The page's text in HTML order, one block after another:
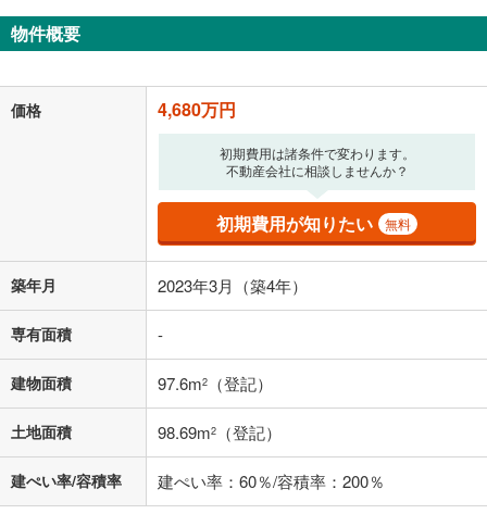
ボーナス払いの限度額は金融機関によって異なります。
閉じる
月々の返済額
上、ご自身での入力をお願いいたします。初期設定で自動入力されてい
る値は、実際の金融機関等における貸出金利とは何ら関係がなく、実際
の金融機関等における貸出金利を何ら保証するものではありません。返
済方法「元利均等返済」にて算出しております。入力された金利を35年
適用した場合の計算結果を表示しています。
その他月額費用や、初期費用がかかります。ご注意ください。実際にお
借り入れの際は各金融機関等に、必ずご自身でご確認をお願いいたしま
す。
条件によってお借り入れができないことがあります。
不動産会社に購入相談をする
閉じる
物件概要
価格 4,680万円
初期費用は諸条件で変わります。
不動産会社に相談しませんか？
初期費用が知りたい 無料
築年月 2023年3月（築4年）
専有面積 -
建物面積 97.6m2 （登記）
土地面積 98.69m2 （登記）
建ぺい率/容積率 建ぺい率：60％/容積率：200％